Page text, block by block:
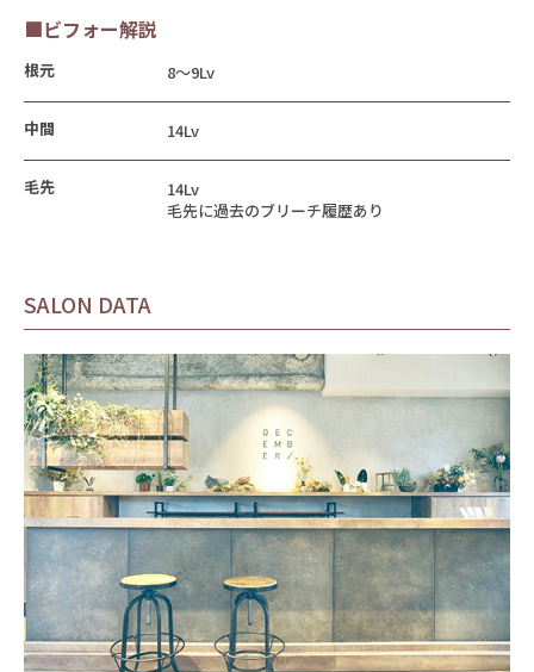
■ビフォー解説
根元 8〜9Lv
中間 14Lv
毛先
14Lv
毛先に過去のブリーチ履歴あり
SALON DATA